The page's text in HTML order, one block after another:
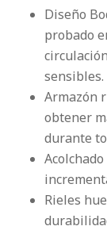
Diseño
probado
sensibles.
Armazón
obtener
durante
Rieles